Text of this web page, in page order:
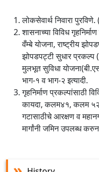
लोकसेवार्थ निवारा
शासनाच्या विविध
वँम्बे योजना, राष्ट्रीय
झोपडपट्टी सुधार प्रकल्प
मुलभूत सुविधा
भाग-१ व भाग-२ इत्यादी.
गृहनिर्माण प्रकल्पांसाठी
कायदा, कलम४१, कलम ५२
गटासाठीचे आरक्षण व
मार्गांनी जमिन उपलब्ध